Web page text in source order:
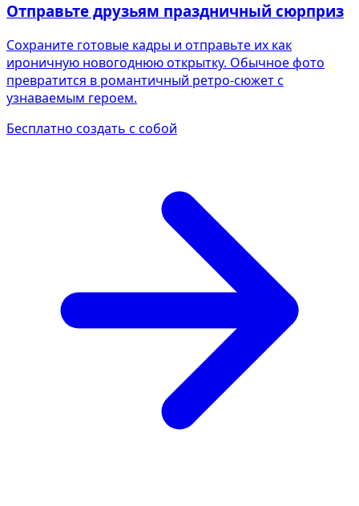
Отправьте друзьям праздничный сюрприз
Сохраните готовые кадры и отправьте их как
ироничную новогоднюю открытку. Обычное фото
превратится в романтичный ретро-сюжет с
узнаваемым героем.
Бесплатно создать с собой